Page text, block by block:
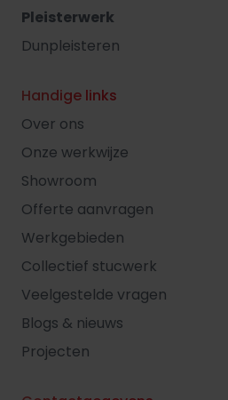
Pleisterwerk
Dunpleisteren
Handige links
Over ons
Onze werkwijze
Showroom
Offerte aanvragen
Werkgebieden
Collectief stucwerk
Veelgestelde vragen
Blogs & nieuws
Projecten